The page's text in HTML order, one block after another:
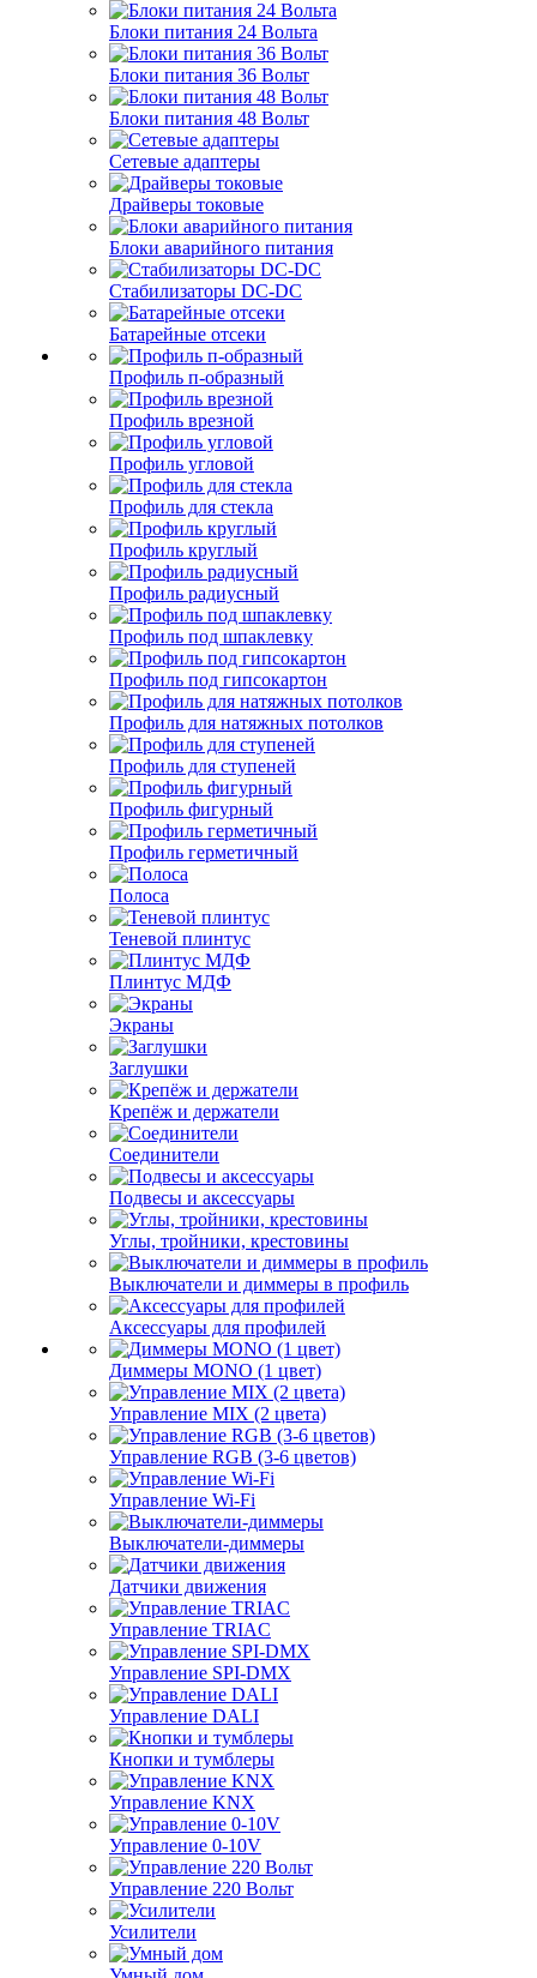
Блоки питания 24 Вольта
Блоки питания 36 Вольт
Блоки питания 48 Вольт
Сетевые адаптеры
Драйверы токовые
Блоки аварийного питания
Стабилизаторы DC-DC
Батарейные отсеки
Профиль п-образный
Профиль врезной
Профиль угловой
Профиль для стекла
Профиль круглый
Профиль радиусный
Профиль под шпаклевку
Профиль под гипсокартон
Профиль для натяжных потолков
Профиль для ступеней
Профиль фигурный
Профиль герметичный
Полоса
Теневой плинтус
Плинтус МДФ
Экраны
Заглушки
Крепёж и держатели
Соединители
Подвесы и аксессуары
Углы, тройники, крестовины
Выключатели и диммеры в профиль
Аксессуары для профилей
Диммеры MONO (1 цвет)
Управление MIX (2 цвета)
Управление RGB (3-6 цветов)
Управление Wi-Fi
Выключатели-диммеры
Датчики движения
Управление TRIAC
Управление SPI-DMX
Управление DALI
Кнопки и тумблеры
Управление KNX
Управление 0-10V
Управление 220 Вольт
Усилители